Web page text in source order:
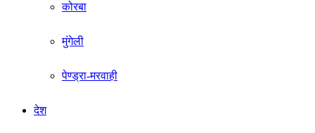
कोरबा
मुंगेली
पेण्ड्रा-मरवाही
देश